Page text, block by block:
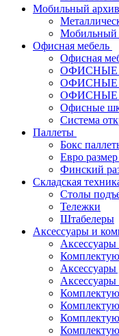
Мобильный архив
Мобильный
Офисная мебель
Офисная
ОФИСНЫЕ
ОФИСНЫЕ
ОФИСНЫЕ
Офисные
Система
Паллеты
Бокс
Евро
Финский
Складская
Столы
Тележки
Штабелеры
Аксессуары и
Аксессуары
Аксессуары